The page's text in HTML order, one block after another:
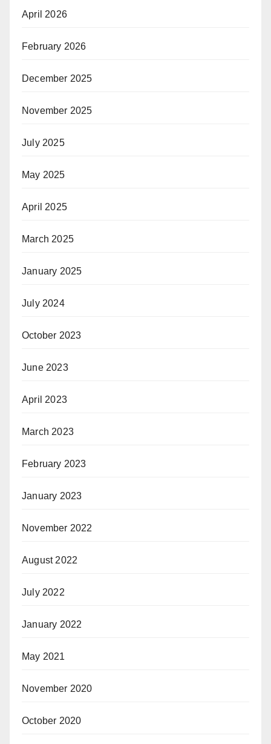
April 2026
February 2026
December 2025
November 2025
July 2025
May 2025
April 2025
March 2025
January 2025
July 2024
October 2023
June 2023
April 2023
March 2023
February 2023
January 2023
November 2022
August 2022
July 2022
January 2022
May 2021
November 2020
October 2020